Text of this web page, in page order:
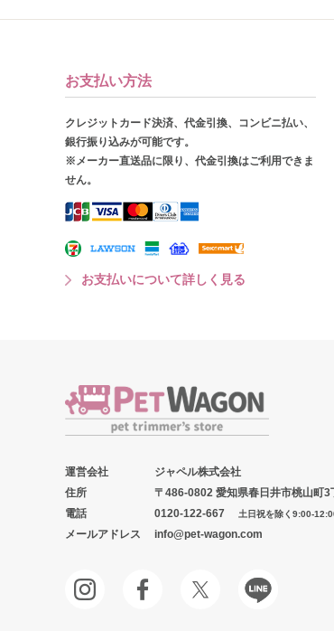
お支払い方法
クレジットカード決済、代金引換、コンビニ払い、
銀行振り込みが可能です。
※メーカー直送品に限り、代金引換はご利用できま
せん。
お支払いについて詳しく見る
運営会社
ジャペル株式会社
住所
〒486-0802 愛知県春日井市桃山町3
電話
0120-122-667 土日祝を除く9:00-
メールアドレス info@pet-wagon.com